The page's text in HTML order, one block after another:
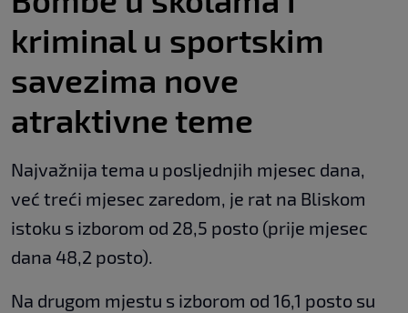
kriminal u sportskim
savezima nove
atraktivne teme
Najvažnija tema u posljednjih mjesec dana,
već treći mjesec zaredom, je rat na Bliskom
istoku s izborom od 28,5 posto (prije mjesec
dana 48,2 posto).
Na drugom mjestu s izborom od 16,1 posto su